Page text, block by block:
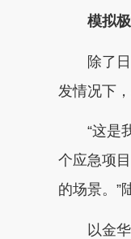
模拟极
除了日常
发情况下
“这是我
个应急项
的场景。”
以金华浦